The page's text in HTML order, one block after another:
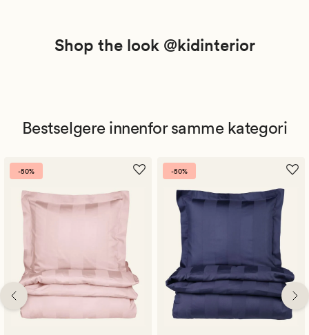
Shop the look @kidinterior
Bestselgere innenfor samme kategori
-50% -50%